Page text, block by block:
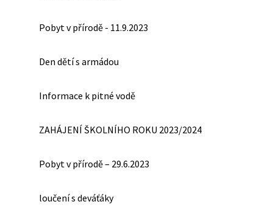
Pobyt v přírodě - 11.9.2023
Den dětí s armádou
Informace k pitné vodě
ZAHÁJENÍ ŠKOLNÍHO ROKU 2023/2024
Pobyt v přírodě – 29.6.2023
loučení s deváťáky